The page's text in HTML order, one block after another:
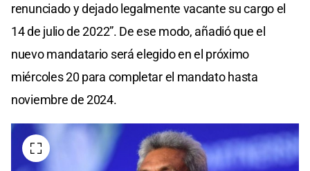
renunciado y dejado legalmente vacante su cargo el
14 de julio de 2022”. De ese modo, añadió que el
nuevo mandatario será elegido en el próximo
miércoles 20 para completar el mandato hasta
noviembre de 2024.